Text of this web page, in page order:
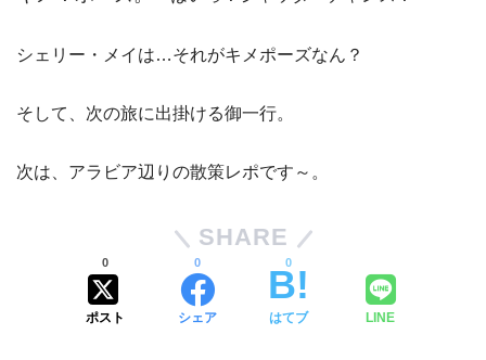
シェリー・メイは…それがキメポーズなん？
そして、次の旅に出掛ける御一行。
次は、アラビア辺りの散策レポです～。
SHARE
ポスト
0
シェア
0
はてブ
0
LINE